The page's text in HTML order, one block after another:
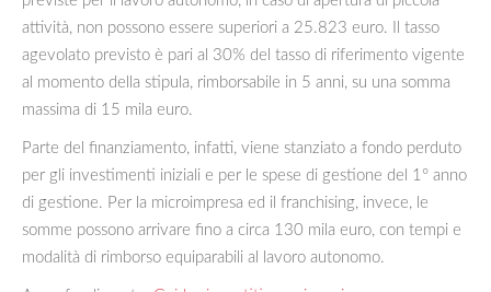
attività, non possono essere superiori a 25.823 euro. Il tasso
agevolato previsto è pari al 30% del tasso di riferimento vigente
al momento della stipula, rimborsabile in 5 anni, su una somma
massima di 15 mila euro.
Parte del finanziamento, infatti, viene stanziato a fondo perduto
per gli investimenti iniziali e per le spese di gestione del 1° anno
di gestione. Per la microimpresa ed il franchising, invece, le
somme possono arrivare fino a circa 130 mila euro, con tempi e
modalità di rimborso equiparabili al lavoro autonomo.